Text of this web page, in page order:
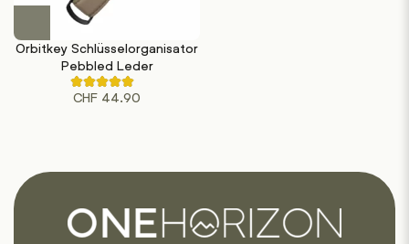
werden
Dieses
weist
mehrere
Varianten
können
Produktseite
Orbitkey Schlüsselorganisator
Pebbled Leder
Rated
4.75
4
CHF 44.90